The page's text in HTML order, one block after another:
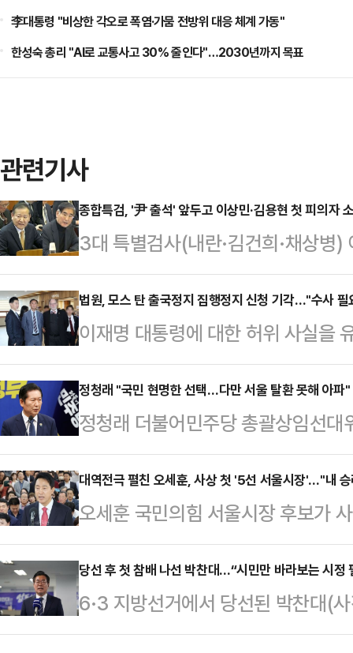
李대통령 "비상한 각오로 폭염·가뭄 전방위 대응 체계 가동"
한성숙 총리 "AI로 교통사고 30% 줄인다"…2030년까지 목표
관련기사
종합특검, '尹 출석' 앞두고 이상민·김용현 첫 피의자
3대 특별검사(내란·김건희·채상병
검팀이 이상민 전 행정안전부 장관
조사에 나섰다. 여러 의혹의 정점으
두고 전(前) 정부 핵심 인사들에 대
일 법조계에 따르면 특검팀은 이날
관을 '대통령 관저 이전 의혹' 관련
분으로 불러 조사 중이다. 이 전 장
상태…
법원, 모스 탄 출국정지 집행정지 신청 기각…"수사 필
이재명 대통령에 대한 허위 사실을
탄(한국명 단현명) 미국 리버티대
받아들이지 않았다.서울행정법원
측이 제기한 출국정지 처분 집행정
공복리에 중대한 영향을 미칠 우려
국정지를 전제로 한 수사 등이 불필
를 위한 출국정지를 인정하고 있는
진행 경과, 수사의 …
정청래 "국민 현명한 선택…다만 서울 탈환 못해 아파"
정청래 더불어민주당 총괄상임선
"국민의 현명한 선택에 감사드리고
프다"고 밝혔다.정청래 위원장은 4
적으로 더불어민주당의 큰 승리를
다"며 이같이 말했다.정 위원장은 "
들께 깊은 위로의 마음을 전한다"
사 후보께 정말 감사하고 미안하다
는데 그래도 30%가 넘…
대역전극 펼친 오세훈, 사상 첫 '5선 서울시장'…"내
오세훈 국민의힘 서울시장 후보가
이다. 정원오 더불어민주당 후보를
다. 오 후보는 "오세훈 개인의 승리
민의 승리다"라고 강조했다.오 후
기자회견을 열고 "서울의 미래가
당선 후 첫 참배 나선 박찬대…“시민만 바라보는 시정
6·3 지방선거에서 당선된 박찬대(
속 지역 당선인들과 함께 첫 공식